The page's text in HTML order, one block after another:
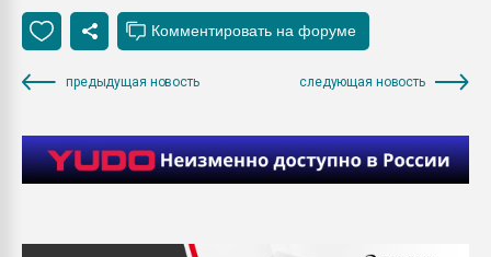
предыдущая новость следующая новость